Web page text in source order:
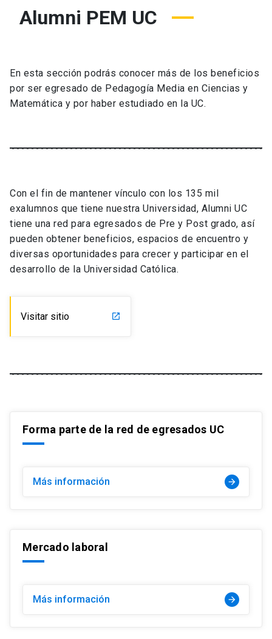
Alumni PEM UC
En esta sección podrás conocer más de los beneficios
por ser egresado de Pedagogía Media en Ciencias y
Matemática y por haber estudiado en la UC.
Con el fin de mantener vínculo con los 135 mil
exalumnos que tiene nuestra Universidad, Alumni UC
tiene una red para egresados de Pre y Post grado, así
pueden obtener beneficios, espacios de encuentro y
diversas oportunidades para crecer y participar en el
desarrollo de la Universidad Católica.
Visitar sitio launch
Forma parte de la red de egresados UC
Más información arrow_forward
Mercado laboral
Más información arrow_forward